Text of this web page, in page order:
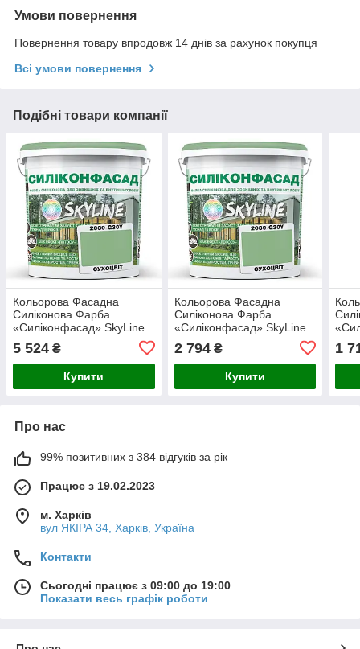
Умови повернення
Повернення товару впродовж 14 днів за рахунок покупця
Всі умови повернення
Подібні товари компанії
Кольорова Фасадна
Силіконова Фарба
«Силіконфасад» SkyLine
2030-G30Y Сухоцвіт 10л
5 524 ₴
Купити
Кольорова Фасадна
Силіконова Фарба
«Силіконфасад» SkyLine
2 794₴
Купити
1
Про нас
99% позитивних з 384 відгуків за рік
Працює з 19.02.2023
м. Харків
вул ЯКІРА 34, Харків, Україна
Контакти
Сьогодні працює з 09:00 до 19:00
Показати весь графік роботи